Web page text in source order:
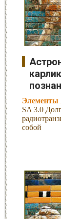
Элементы
SA 3.0
собой